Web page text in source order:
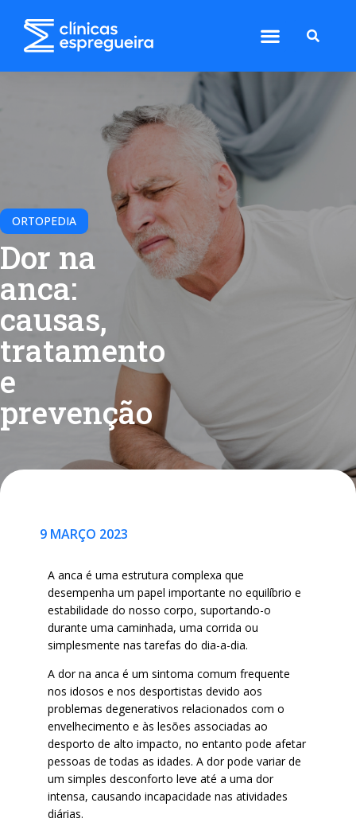
ORTOPEDIA
Dor na
anca:
causas,
tratamento
e
prevenção
9 MARÇO 2023
A anca é uma estrutura complexa que
desempenha um papel importante no equilíbrio e
estabilidade do nosso corpo, suportando-o
durante uma caminhada, uma corrida ou
simplesmente nas tarefas do dia-a-dia.
A dor na anca é um sintoma comum frequente
nos idosos e nos desportistas devido aos
problemas degenerativos relacionados com o
envelhecimento e às lesões associadas ao
desporto de alto impacto, no entanto pode afetar
pessoas de todas as idades. A dor pode variar de
um simples desconforto leve até a uma dor
intensa, causando incapacidade nas atividades
diárias.